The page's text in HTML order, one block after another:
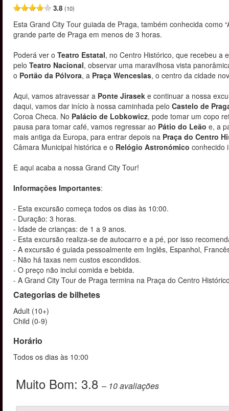
3.8 (10)
Esta Grand City Tour guiada de Praga, também conhecida como
grande parte de Praga em menos de 3 horas.
Poderá ver o Teatro Estatal, no Centro Histórico, que recebeu a
pelo Teatro Nacional, observar uma maravilhosa vista
o Portão da Pólvora, a Praça Wenceslas, o centro da cidade
Aqui, vamos atravessar a Ponte Jirasek e continuar a nossa
daqui, vamos dar início à nossa caminhada pelo Castelo de
Coroa Checa. No Palácio de Lobkowicz, pode tomar um copo
pausa para tomar café, vamos regressar ao Pátio do Leão e, a
mais antiga da Europa, para entrar depois na Praça do Centro
Câmara Municipal histórica e o Relógio Astronómico conhecido
E aqui acaba a nossa Grand City Tour!
Informações Importantes:
- Esta excursão começa todos os dias às 10:00.
- Duração: 3 horas.
- Idade de crianças: de 1 a 9 anos.
- Esta excursão realiza-se de autocarro e a pé, por isso
- A excursão é guiada pessoalmente em Inglês, Espanhol,
- Não há taxas nem custos escondidos.
- O preço não inclui comida e bebida.
- A Grand City Tour de Praga termina na Praça do Centro
Categorias de bilhetes
Adult (10+)
Child (0-9)
Horário
Todos os dias às 10:00
Muito Bom: 3.8 – 10avaliações